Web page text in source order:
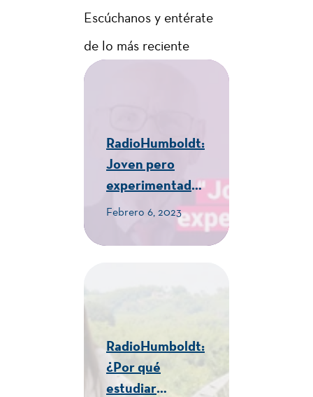
Escúchanos y entérate
de lo más reciente
RadioHumboldt:
Joven pero
experimentado -
CUE Alexander
von Humboldt
Febrero 6, 2023
RadioHumboldt:
¿Por qué
estudiar